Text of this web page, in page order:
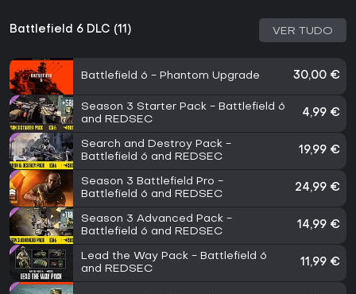
Battlefield 6 DLC (11) VER TUDO
Battlefield 6 - Phantom Upgrade 30,00 €
Season 3 Starter Pack - Battlefield 6
and REDSEC
4,99 €
Search and Destroy Pack -
Battlefield 6 and REDSEC
19,99 €
Season 3 Battlefield Pro -
Battlefield 6 and REDSEC
24,99 €
Season 3 Advanced Pack -
Battlefield 6 and REDSEC
14,99 €
Lead the Way Pack - Battlefield 6
and REDSEC
11,99 €